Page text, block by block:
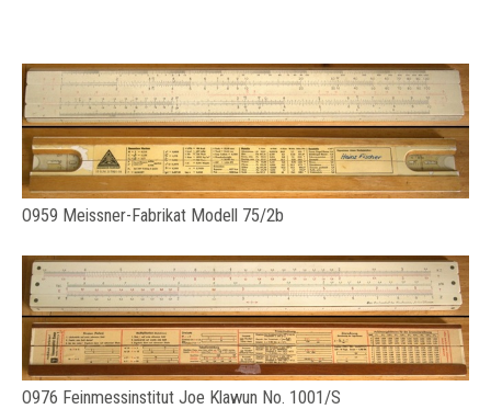
O959 Meissner-Fabrikat Modell 75/2b
O976 Feinmessinstitut Joe Klawun No. 1001/S